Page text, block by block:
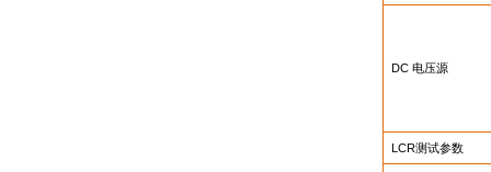
DC电压源
LCR测试参数